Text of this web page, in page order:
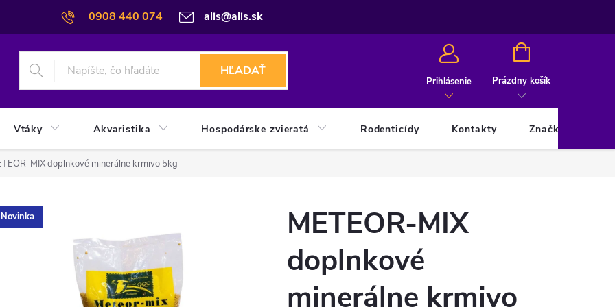
0908 440 074 alis@alis.sk
HĽADAŤ
Prihlásenie
NÁKUPNÝ
Prázdny košík
Vtáky Akvaristika Hospodárske zvieratá Rodenticídy Kontakty Značky
MIX doplnkové minerálne krmivo 5kg
Novinka
METEOR-MIX
doplnkové
minerálne krmivo